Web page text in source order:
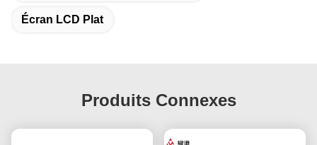
Écran LCD Plat
Produits Connexes